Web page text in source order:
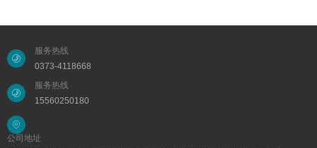
服务热线
0373-4118668
服务热线
15560250180
公司地址